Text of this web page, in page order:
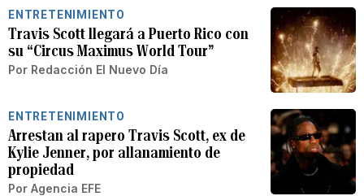
ENTRETENIMIENTO
Travis Scott llegará a Puerto Rico con
su “Circus Maximus World Tour”
Por Redacción El Nuevo Día
ENTRETENIMIENTO
Arrestan al rapero Travis Scott, ex de
Kylie Jenner, por allanamiento de
propiedad
Por Agencia EFE